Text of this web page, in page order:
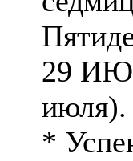
29
июля).
*